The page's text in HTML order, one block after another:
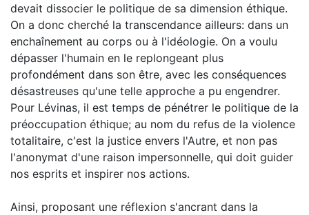
devait dissocier le politique de sa dimension éthique.
On a donc cherché la transcendance ailleurs: dans un
enchaînement au corps ou à l'idéologie. On a voulu
dépasser l'humain en le replongeant plus
profondément dans son être, avec les conséquences
désastreuses qu'une telle approche a pu engendrer.
Pour Lévinas, il est temps de pénétrer le politique de la
préoccupation éthique; au nom du refus de la violence
totalitaire, c'est la justice envers l'Autre, et non pas
l'anonymat d'une raison impersonnelle, qui doit guider
nos esprits et inspirer nos actions.
Ainsi, proposant une réflexion s'ancrant dans la